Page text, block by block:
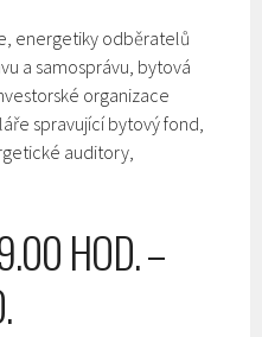
energetiky odběratelů
a samosprávu, bytová
organizace
spravující bytový fond,
auditory,
HOD. –